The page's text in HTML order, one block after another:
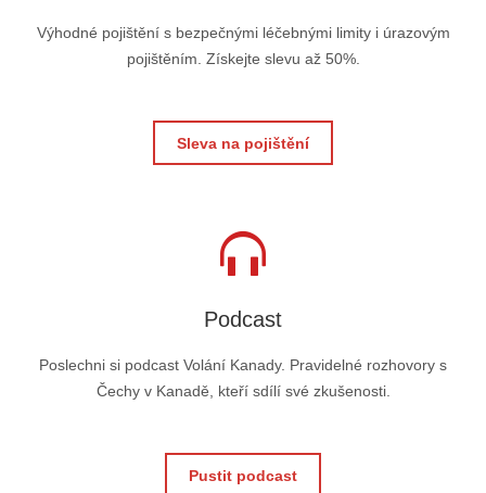
Výhodné pojištění s bezpečnými léčebnými limity i úrazovým
pojištěním. Získejte slevu až 50%.
Sleva na pojištění
Podcast
Poslechni si podcast Volání Kanady. Pravidelné rozhovory s
Čechy v Kanadě, kteří sdílí své zkušenosti.
Pustit podcast